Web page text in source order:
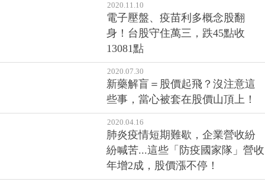
2020.11.10
電子壓盤、疫苗利多概念股翻
身！台股守住萬三，跌45點收
13081點
2020.07.30
新藥解盲＝股價起飛？沒注意這
些事，當心被套在股價山頂上！
2020.04.16
肺炎疫情短期難歇，企業營收紛
紛喊苦...這些「防疫國家隊」營收
年增2成，股價漲不停！